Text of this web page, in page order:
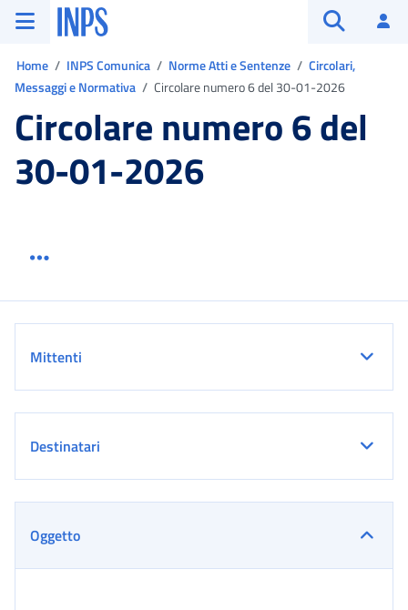
Vai al menu principale
Vai al contenuto principale
Vai al pie' di pagina
INPS ()
Home INPS Comunica Norme Atti e Sentenze
Circolari,
Messaggi e Normativa
Circolare numero 6 del 30-01-2026
Circolare numero 6 del
30-01-2026
Mittenti
Destinatari
Oggetto